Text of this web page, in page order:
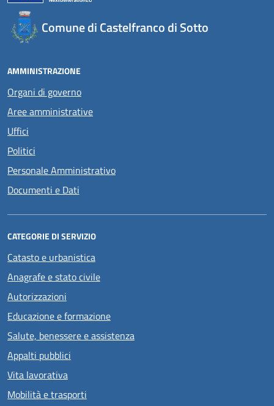
Comune di Castelfranco di Sotto
AMMINISTRAZIONE
Organi di governo
Aree amministrative
Uffici
Politici
Personale Amministrativo
Documenti e Dati
CATEGORIE DI SERVIZIO
Catasto e urbanistica
Anagrafe e stato civile
Autorizzazioni
Educazione e formazione
Salute, benessere e assistenza
Appalti pubblici
Vita lavorativa
Mobilità e trasporti